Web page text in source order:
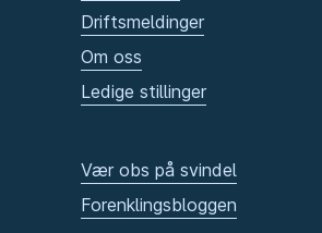
Driftsmeldinger
Om oss
Ledige stillinger
Vær obs på svindel
Forenklingsbloggen